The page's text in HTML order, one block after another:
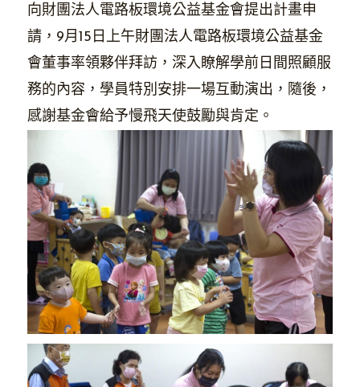
向財團法人電路板環境公益基金會提出計畫申
請，9月15日上午財團法人電路板環境公益基金
會董事率領夥伴拜訪，深入瞭解學前日間照顧服
務的內容，學員特別安排一場互動演出，隨後，
感謝基金會給予慢飛天使鼓勵與肯定。